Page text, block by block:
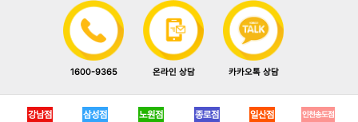
1600-9365 온라인 상담 카카오톡 상담
강남점 삼성점 노원점 종로점 일산점 인천송도점